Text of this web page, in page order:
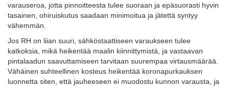
varauseroa, jotta pinnoitteesta tulee suoraan ja epäsuorasti hyvin
tasainen, ohiruiskutus saadaan minimoitua ja jätettä syntyy
vähemmän.
Jos RH on liian suuri, sähköstaattiseen varaukseen tulee
katkoksia, mikä heikentää maalin kiinnittymistä, ja vastaavan
pintalaadun saavuttamiseen tarvitaan suurempaa virtausmäärää.
Vähäinen suhteellinen kosteus heikentää koronapurkauksen
luonnetta siten, että jauheeseen ei muodostu kunnon varausta, ja